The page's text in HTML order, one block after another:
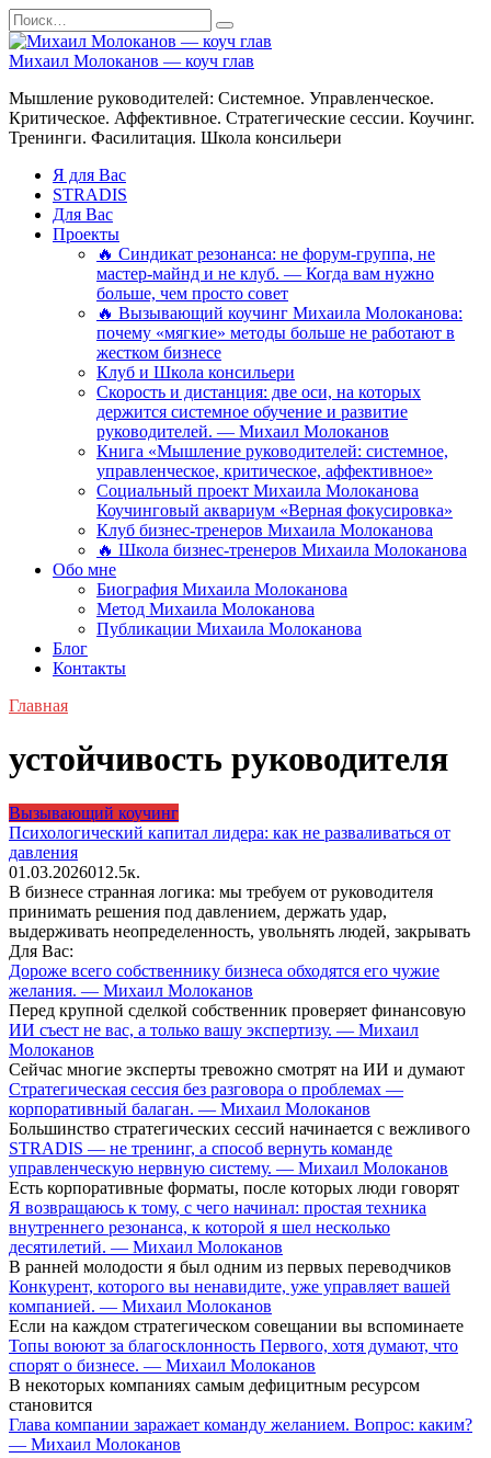
Перейти
к
содержанию
Search
for:
Михаил Молоканов — коуч глав
Мышление руководителей: Системное. Управленческое.
Критическое. Аффективное. Стратегические сессии. Коучинг.
Тренинги. Фасилитация. Школа консильери
Я для Вас
STRADIS
Для Вас
Проекты
🔥 Синдикат резонанса: не форум-группа, не
мастер-майнд и не клуб. — Когда вам нужно
больше, чем просто совет
🔥 Вызывающий коучинг Михаила Молоканова:
почему «мягкие» методы больше не работают в
жестком бизнесе
Клуб и Школа консильери
Скорость и дистанция: две оси, на которых
держится системное обучение и развитие
руководителей. — Михаил Молоканов
Книга «Мышление руководителей: системное,
управленческое, критическое, аффективное»
Социальный проект Михаила Молоканова
Коучинговый аквариум «Верная фокусировка»
Клуб бизнес-тренеров Михаила Молоканова
🔥 Школа бизнес-тренеров Михаила Молоканова
Обо мне
Биография Михаила Молоканова
Метод Михаила Молоканова
Публикации Михаила Молоканова
Блог
Контакты
Главная
устойчивость руководителя
Вызывающий коучинг
Психологический капитал лидера: как не разваливаться от
давления
01.03.2026012.5к.
В бизнесе странная логика: мы требуем от руководителя
принимать решения под давлением, держать удар,
выдерживать неопределенность, увольнять людей, закрывать
Для Вас:
Дороже всего собственнику бизнеса обходятся его чужие
желания. — Михаил Молоканов
Перед крупной сделкой собственник проверяет финансовую
ИИ съест не вас, а только вашу экспертизу. — Михаил
Молоканов
Сейчас многие эксперты тревожно смотрят на ИИ и думают
Стратегическая сессия без разговора о проблемах —
корпоративный балаган. — Михаил Молоканов
Большинство стратегических сессий начинается с вежливого
STRADIS — не тренинг, а способ вернуть команде
управленческую нервную систему. — Михаил Молоканов
Есть корпоративные форматы, после которых люди говорят
Я возвращаюсь к тому, с чего начинал: простая техника
внутреннего резонанса, к которой я шел несколько
десятилетий. — Михаил Молоканов
В ранней молодости я был одним из первых переводчиков
Конкурент, которого вы ненавидите, уже управляет вашей
компанией. — Михаил Молоканов
Если на каждом стратегическом совещании вы вспоминаете
Топы воюют за благосклонность Первого, хотя думают, что
спорят о бизнесе. — Михаил Молоканов
В некоторых компаниях самым дефицитным ресурсом
становится
Глава компании заражает команду желанием. Вопрос: каким?
— Михаил Молоканов